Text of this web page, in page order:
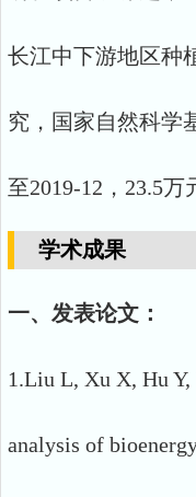
长江中下游地区种
究，国家自然科学
至2019-12，23.5万
学术成果
一、发表论文：
1.Liu L, Xu X, Hu
analysis of